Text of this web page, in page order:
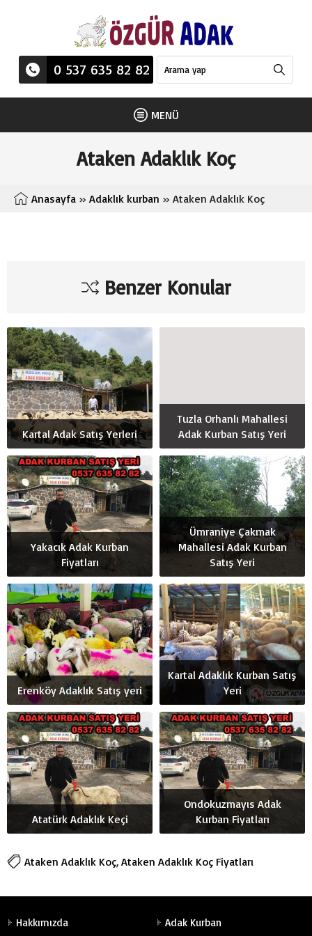
0 537 635 82 82
MENÜ
Ataken Adaklık Koç
Anasayfa » Adaklık kurban » Ataken Adaklık Koç
Benzer Konular
Kartal Adak Satış Yerleri
Tuzla Orhanlı Mahallesi
Adak Kurban Satış Yeri
Yakacık Adak Kurban
Fiyatları
Ümraniye Çakmak
Mahallesi Adak Kurban
Satış Yeri
Erenköy Adaklık Satış yeri
Kartal Adaklık Kurban Satış
Yeri
Atatürk Adaklık Keçi
Ondokuzmayıs Adak
Kurban Fiyatları
Ataken Adaklık Koç, Ataken Adaklık Koç Fiyatları
Hakkımızda Adak Kurban